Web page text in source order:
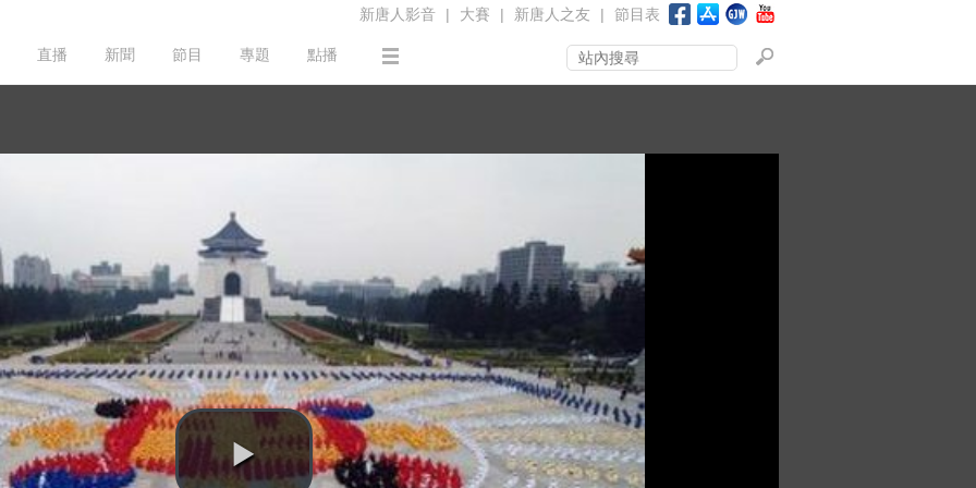
新唐人影音 | 大賽 | 新唐人之友 | 節目表
直播 新聞 節目 專題 點播